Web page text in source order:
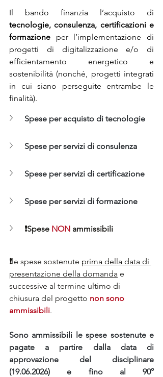
tecnologie, consulenza, certificazioni e
formazione per l’implementazione di
progetti di digitalizzazione e/o di
efficientamento energetico e
sostenibilità (nonché, progetti integrati
in cui siano perseguite entrambe le
finalità).
Spese per acquisto di tecnologie
Spese per servizi di consulenza
Spese per servizi di certificazione
Spese per servizi di formazione
❗Spese NON ammissibili
❗le spese sostenute prima della data di
presentazione della domanda e
successive al termine ultimo di
chiusura del progetto non sono
ammissibili.
Sono ammissibili le spese sostenute e
pagate a partire dalla data di
approvazione del disciplinare
(19.06.2026) e fino al 90°